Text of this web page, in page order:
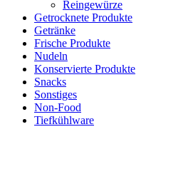
Reingewürze
Getrocknete Produkte
Getränke
Frische Produkte
Nudeln
Konservierte Produkte
Snacks
Sonstiges
Non-Food
Tiefkühlware